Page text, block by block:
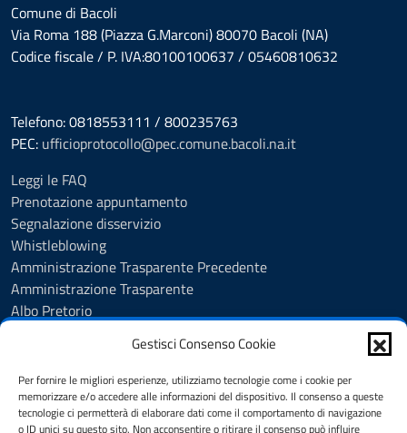
Gestisci Consenso Cookie
Per fornire le migliori esperienze, utilizziamo tecnologie come i cookie per
memorizzare e/o accedere alle informazioni del dispositivo. Il consenso a queste
tecnologie ci permetterà di elaborare dati come il comportamento di navigazione
o ID unici su questo sito. Non acconsentire o ritirare il consenso può influire
Comune di Bacoli
Via Roma 188 (Piazza G.Marconi) 80070 Bacoli (NA)
Codice fiscale / P. IVA:80100100637 / 05460810632
Telefono: 0818553111 / 800235763
PEC: ufficioprotocollo@pec.comune.bacoli.na.it
Leggi le FAQ
Prenotazione appuntamento
Segnalazione disservizio
Whistleblowing
Amministrazione Trasparente Precedente
Amministrazione Trasparente
Albo Pretorio
Informativa privacy
Dichiarazione di accessibilità
Obiettivi di accessibilità